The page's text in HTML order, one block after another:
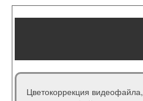
Цветокоррекция видеофайла,